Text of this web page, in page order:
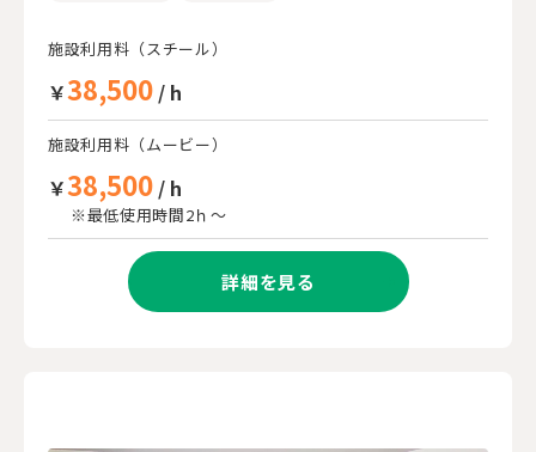
施設利用料（スチール）
￥38,500 / h
施設利用料（ムービー）
￥38,500 / h
※最低使用時間2ｈ～
詳細を見る